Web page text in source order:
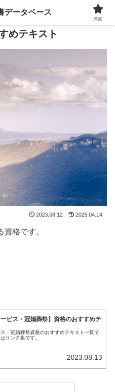
めテキスト
2023.08.12 2025.04.14
格です。
ービス・冠婚葬祭】資格のおすすめテ
・冠婚葬祭資格のおすすめテキスト一覧で
リンク集です。
2023.08.13
データベース
洋書